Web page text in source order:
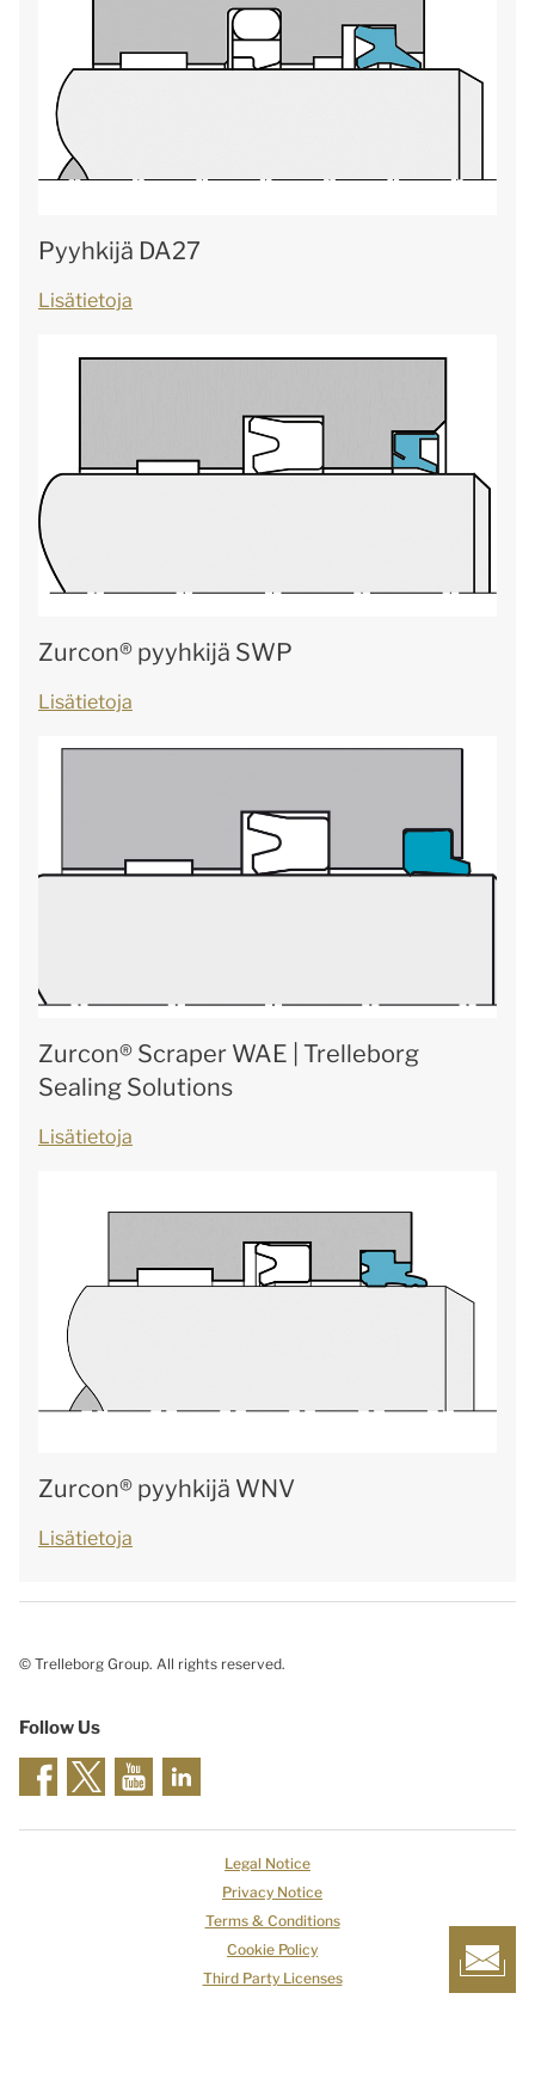
Pyyhkijä DA27
Lisätietoja
Zurcon® pyyhkijä SWP
Lisätietoja
Zurcon® Scraper WAE | Trelleborg
Sealing Solutions
Lisätietoja
Zurcon® pyyhkijä WNV
Lisätietoja
© Trelleborg Group. All rights reserved.
Follow Us
Legal Notice
Privacy Notice
Terms & Conditions
Cookie Policy
Third Party Licenses